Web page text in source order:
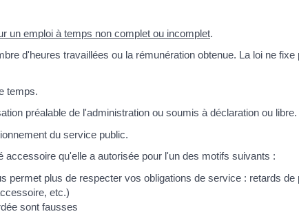
un emploi à temps non complet ou incomplet.
d'heures travaillées ou la rémunération obtenue. La loi ne
temps.
préalable de l'administration ou soumis à déclaration ou libre.
du service public.
qu'elle a autorisée pour l'un des motifs suivants :
plus de respecter vos obligations de service : retards
etc.)
sont fausses